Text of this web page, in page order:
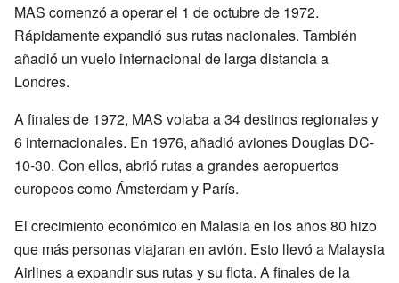
MAS comenzó a operar el 1 de octubre de 1972.
Rápidamente expandió sus rutas nacionales. También
añadió un vuelo internacional de larga distancia a
Londres.
A finales de 1972, MAS volaba a 34 destinos regionales y
6 internacionales. En 1976, añadió aviones Douglas DC-
10-30. Con ellos, abrió rutas a grandes aeropuertos
europeos como Ámsterdam y París.
El crecimiento económico en Malasia en los años 80 hizo
que más personas viajaran en avión. Esto llevó a Malaysia
Airlines a expandir sus rutas y su flota. A finales de la